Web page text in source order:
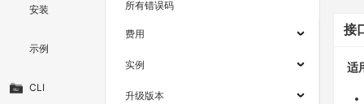
安装
示例
CLI
所有错误码
费用
实例
升级版本
接
适